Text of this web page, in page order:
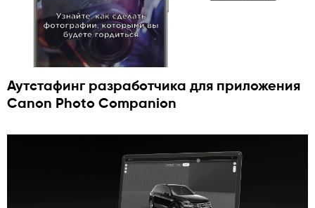
Аутстафинг разработчика для приложения
Canon Photo Companion